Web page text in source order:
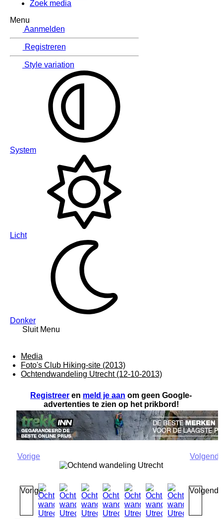
Zoek media
Menu
Aanmelden
Registreren
Style variation
System
Licht
Donker
Sluit Menu
Media
Foto's Club Hiking-site (2013)
Ochtendwandeling Utrecht (12-10-2013)
Registreer en meld je aan om geen Google-
advertenties te zien op het prikbord!
Vorige
Vorige